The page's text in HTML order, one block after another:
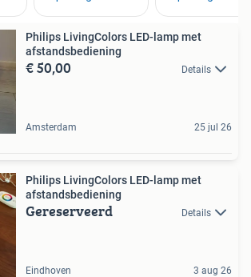
Philips LivingColors LED-lamp met
afstandsbediening
€ 50,00 Details
Amsterdam 25 jul 26
Philips LivingColors LED-lamp met
afstandsbediening
Gereserveerd Details
Eindhoven 3 aug 26